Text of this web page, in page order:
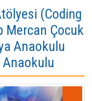
(Coding
Mercan Çocuk
Anaokulu